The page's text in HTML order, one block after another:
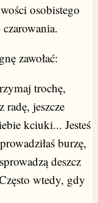
osobistego
zawołać:
trochę,
radę, jeszcze
kciuki... Jesteś
burzę,
deszcz
wtedy, gdy